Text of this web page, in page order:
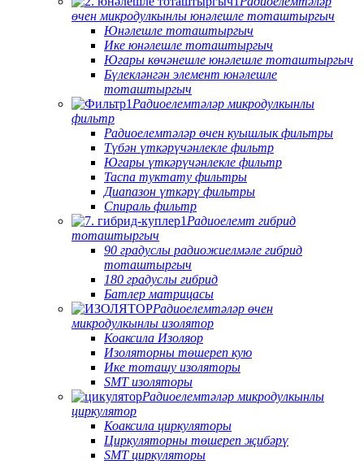
өчен микродулкынлы юнәлешле тоташтыргыч
Юнәлешле тоташтыргыч
Ике юнәлешле тоташтыргыч
Югары көчәнешле юнәлешле тоташтыргыч
Бүлекләнгән элемент юнәлешле
тоташтыргыч
Радиоелемтәләр микродулкынлы
фильтр
Радиоелемтәләр өчен куышлык фильтры
Түбән үткәрүчәнлекле фильтр
Югары үткәрүчәнлекле фильтр
Таспа туктату фильтры
Диапазон үткәрү фильтры
Спираль фильтр
Радиоелемт гибрид
тоташтыргыч
90 градуслы радиожиелмәле гибрид
тоташтыргыч
180 градуслы гибрид
Батлер матрицасы
Радиоелемтәләр өчен
микродулкынлы изолятор
Коаксила Изоляор
Изоляторны төшереп кую
Ике тоташу изоляторы
SMT изоляторы
Радиоелемтәләр микродулкынлы
циркулятор
Коаксила циркуляторы
Циркуляторны төшереп җибәрү
SMT циркуляторы